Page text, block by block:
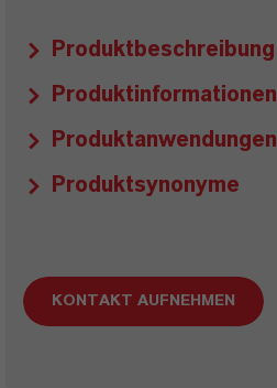
Produktbeschreibung
Produktinformationen
Produktanwendungen
Produktsynonyme
KONTAKT AUFNEHMEN